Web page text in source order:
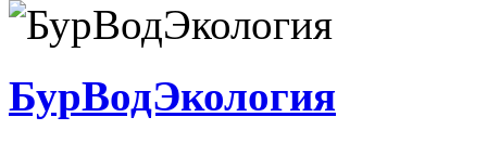
БурВодЭкология